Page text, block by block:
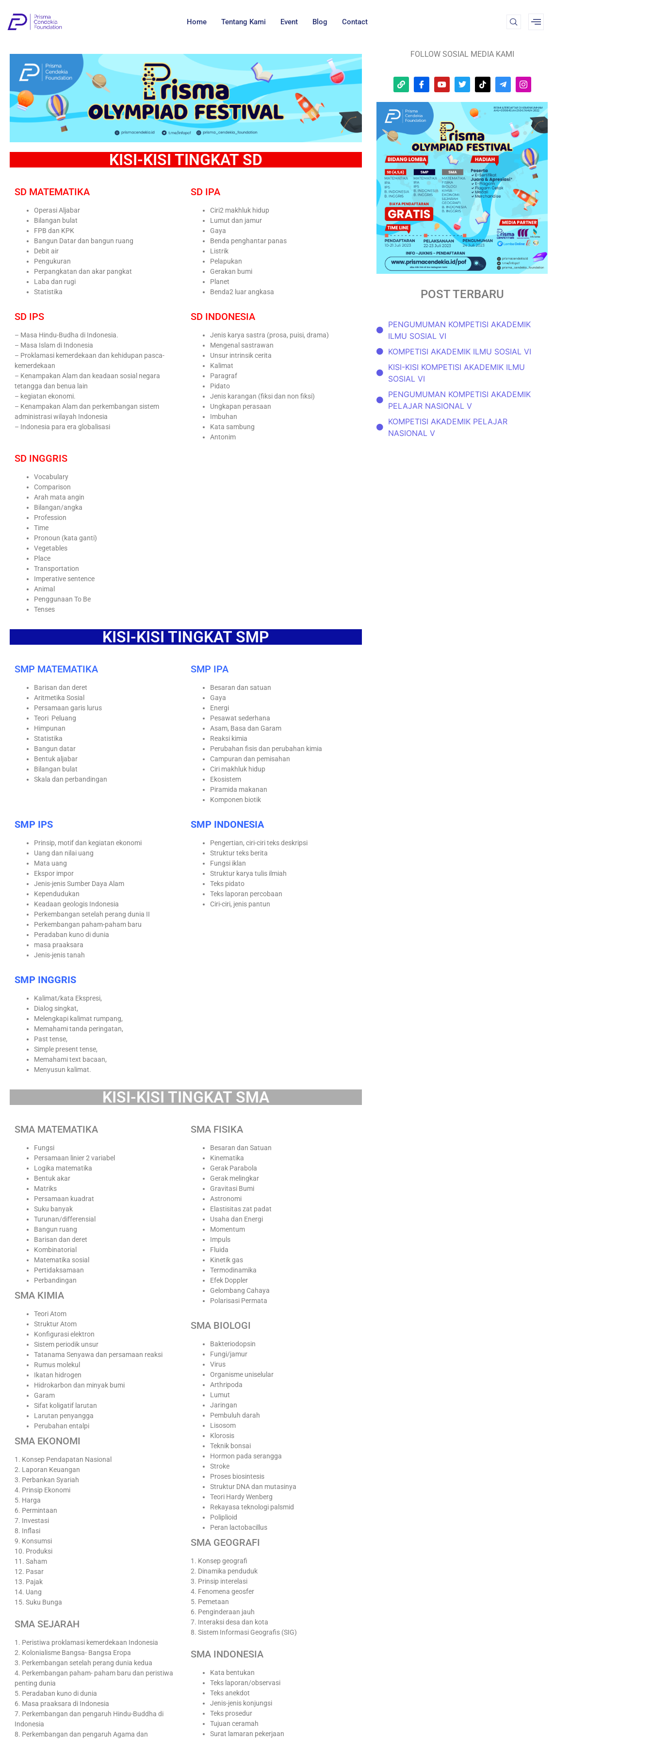
Home Tentang Kami Event Blog Contact
KISI-KISI TINGKAT SD
SD MATEMATIKA
Operasi Aljabar
Bilangan bulat
FPB dan KPK
Bangun Datar dan bangun ruang
Debit air
Pengukuran
Perpangkatan dan akar pangkat
Laba dan rugi
Statistika
SD IPS
– Masa Hindu-Budha di Indonesia.
– Masa Islam di Indonesia
– Proklamasi kemerdekaan dan kehidupan pasca-
kemerdekaan
– Kenampakan Alam dan keadaan sosial negara
tetangga dan benua lain
– kegiatan ekonomi.
– Kenampakan Alam dan perkembangan sistem
administrasi wilayah Indonesia
– Indonesia para era globalisasi
SD INGGRIS
Vocabulary
Comparison
Arah mata angin
Bilangan/angka
Profession
Time
Pronoun (kata ganti)
Vegetables
Place
Transportation
Imperative sentence
Animal
Penggunaan To Be
Tenses
SD IPA
Ciri2 makhluk hidup
Lumut dan jamur
Gaya
Benda penghantar panas
Listrik
Pelapukan
Gerakan bumi
Planet
Benda2 luar angkasa
SD INDONESIA
Jenis karya sastra (prosa, puisi, drama)
Mengenal sastrawan
Unsur intrinsik cerita
Kalimat
Paragraf
Pidato
Jenis karangan (fiksi dan non fiksi)
Ungkapan perasaan
Imbuhan
Kata sambung
Antonim
KISI-KISI TINGKAT SMP
SMP MATEMATIKA
Barisan dan deret
Aritmetika Sosial
Persamaan garis lurus
Teori Peluang
Himpunan
Statistika
Bangun datar
Bentuk aljabar
Bilangan bulat
Skala dan perbandingan
SMP IPA
Besaran dan satuan
Gaya
Energi
Pesawat sederhana
Asam, Basa dan Garam
Reaksi kimia
Perubahan fisis dan perubahan kimia
Campuran dan pemisahan
Ciri makhluk hidup
Ekosistem
Piramida makanan
Komponen biotik
SMP IPS
Prinsip, motif dan kegiatan ekonomi
Uang dan nilai uang
Mata uang
Ekspor impor
Jenis-jenis Sumber Daya Alam
Kependudukan
Keadaan geologis Indonesia
Perkembangan setelah perang dunia II
Perkembangan paham-paham baru
Peradaban kuno di dunia
masa praaksara
Jenis-jenis tanah
SMP INGGRIS
Kalimat/kata Ekspresi,
Dialog singkat,
Melengkapi kalimat rumpang,
Memahami tanda peringatan,
Past tense,
Simple present tense,
Memahami text bacaan,
Menyusun kalimat.
SMP INDONESIA
Pengertian, ciri-ciri teks deskripsi
Struktur teks berita
Fungsi iklan
Struktur karya tulis ilmiah
Teks pidato
Teks laporan percobaan
Ciri-ciri, jenis pantun
KISI-KISI TINGKAT SMA
SMA MATEMATIKA
Fungsi
Persamaan linier 2 variabel
Logika matematika
Bentuk akar
Matriks
Persamaan kuadrat
Suku banyak
Turunan/differensial
Bangun ruang
Barisan dan deret
Kombinatorial
Matematika sosial
Pertidaksamaan
Perbandingan
SMA KIMIA
Teori Atom
Struktur Atom
Konfigurasi elektron
Sistem periodik unsur
Tatanama Senyawa dan persamaan reaksi
Rumus molekul
Ikatan hidrogen
Hidrokarbon dan minyak bumi
Garam
Sifat koligatif larutan
Larutan penyangga
Perubahan entalpi
SMA EKONOMI
1. Konsep Pendapatan Nasional
2. Laporan Keuangan
3. Perbankan Syariah
4. Prinsip Ekonomi
5. Harga
6. Permintaan
7. Investasi
8. Inflasi
9. Konsumsi
10. Produksi
11. Saham
12. Pasar
13. Pajak
14. Uang
15. Suku Bunga
SMA SEJARAH
1. Peristiwa proklamasi kemerdekaan Indonesia
2. Kolonialisme Bangsa- Bangsa Eropa
3. Perkembangan setelah perang dunia kedua
4. Perkembangan paham- paham baru dan peristiwa
penting dunia
5. Peradaban kuno di dunia
6. Masa praaksara di Indonesia
7. Perkembangan dan pengaruh Hindu-Buddha di
Indonesia
8. Perkembangan dan pengaruh Agama dan
SMA FISIKA
Besaran dan Satuan
Kinematika
Gerak Parabola
Gerak melingkar
Gravitasi Bumi
Astronomi
Elastisitas zat padat
Usaha dan Energi
Momentum
Impuls
Fluida
Kinetik gas
Termodinamika
Efek Doppler
Gelombang Cahaya
Polarisasi Permata
SMA BIOLOGI
Bakteriodopsin
Fungi/jamur
Virus
Organisme uniselular
Arthripoda
Lumut
Jaringan
Pembuluh darah
Lisosom
Klorosis
Teknik bonsai
Hormon pada serangga
Stroke
Proses biosintesis
Struktur DNA dan mutasinya
Teori Hardy Wenberg
Rekayasa teknologi palsmid
Poliplioid
Peran lactobacillus
SMA GEOGRAFI
1. Konsep geografi
2. Dinamika penduduk
3. Prinsip interelasi
4. Fenomena geosfer
5. Pemetaan
6. Penginderaan jauh
7. Interaksi desa dan kota
8. Sistem Informasi Geografis (SIG)
SMA INDONESIA
Kata bentukan
Teks laporan/observasi
Teks anekdot
Jenis-jenis konjungsi
Teks prosedur
Tujuan ceramah
Surat lamaran pekerjaan
FOLLOW SOSIAL MEDIA KAMI
POST TERBARU
PENGUMUMAN KOMPETISI AKADEMIK
ILMU SOSIAL VI
KOMPETISI AKADEMIK ILMU SOSIAL VI
KISI-KISI KOMPETISI AKADEMIK ILMU
SOSIAL VI
PENGUMUMAN KOMPETISI AKADEMIK
PELAJAR NASIONAL V
KOMPETISI AKADEMIK PELAJAR
NASIONAL V